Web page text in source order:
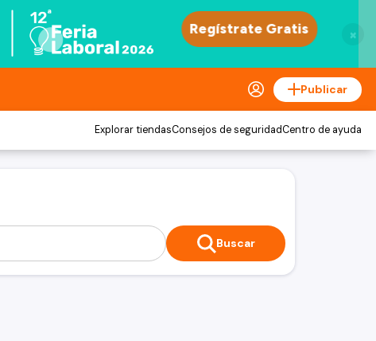
×
Publicar
Explorar tiendasConsejos de seguridadCentro de ayuda
Buscar